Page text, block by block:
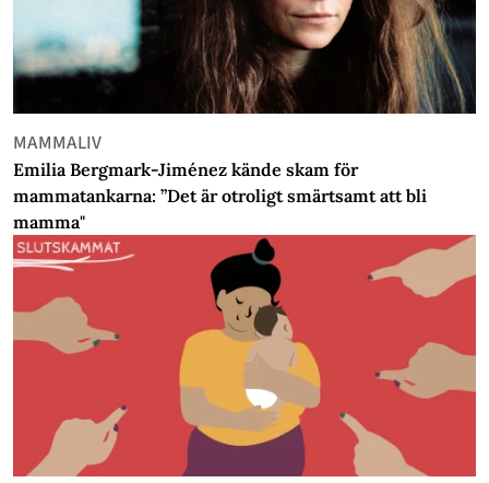
MAMMALIV
Emilia Bergmark-Jiménez kände skam för
mammatankarna: ”Det är otroligt smärtsamt att bli
mamma"